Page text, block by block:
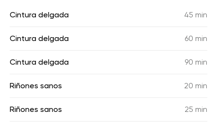
Cintura delgada 45 min
Cintura delgada 60 min
Cintura delgada 90 min
Riñones sanos 20 min
Riñones sanos 25 min